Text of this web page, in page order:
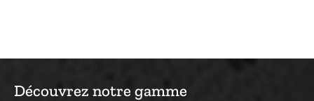
Découvrez notre gamme